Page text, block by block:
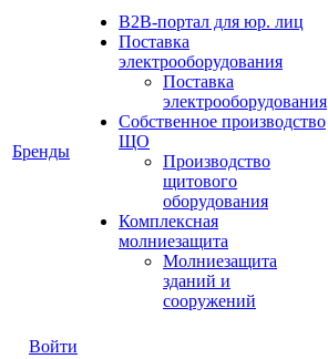
Бренды
B2B-портал для юр. лиц
Поставка
электрооборудования
Поставка
электрооборудования
Собственное производство
ЩО
Производство
щитового
оборудования
Комплексная
молниезащита
Молниезащита
зданий и
сооружений
Войти